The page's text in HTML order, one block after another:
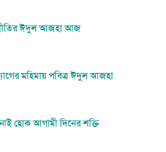
ঈদুল আজহা আজ
মহিমায় পবিত্র ঈদুল আজহা
হোক আগামী দিনের শক্তি